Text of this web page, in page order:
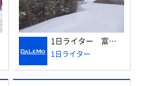
1日ライター 富士見パノラマ レポート
1日ライター